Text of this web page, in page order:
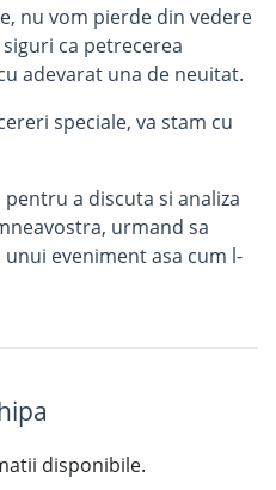
nu vom pierde din vedere
ca petrecerea
adevarat una de neuitat.
speciale, va stam cu
a discuta si analiza
urmand sa
eveniment asa cum l-
disponibile.